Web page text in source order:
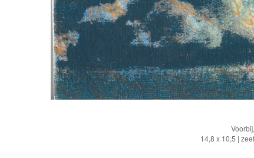
14,8 x 10,5 |